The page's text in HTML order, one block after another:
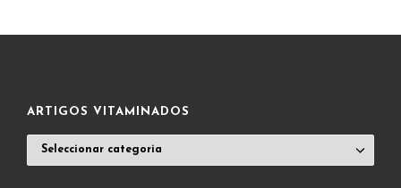
ARTIGOS VITAMINADOS
VITAMINADOS